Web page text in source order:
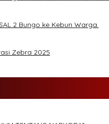
2 Bungo ke Kebun Warga.
Zebra 2025